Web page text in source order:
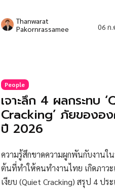
Thanwarat
Pakornrassamee
06 ก.
People
เจาะลึก 4 ผลกระทบ
Cracking’ ภัยขององ
ปี 2026
ความรู้สึกขาดความผูกพันกับงานใ
ต้นที่ทำให้คนทำงานไทย เกิดภาว
เงียบ (Quiet Cracking) สรุป 4 ปร